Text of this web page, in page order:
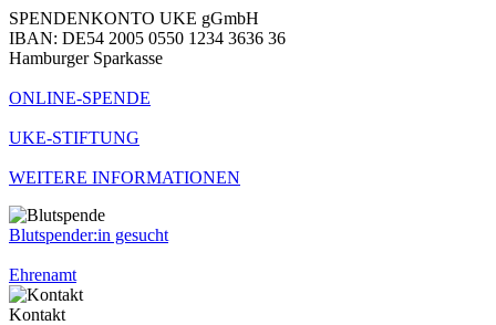
SPENDENKONTO UKE gGmbH
IBAN: DE54 2005 0550 1234 3636 36
Hamburger Sparkasse
ONLINE-SPENDE
UKE-STIFTUNG
WEITERE INFORMATIONEN
Blutspender:in gesucht
Ehrenamt
Kontakt